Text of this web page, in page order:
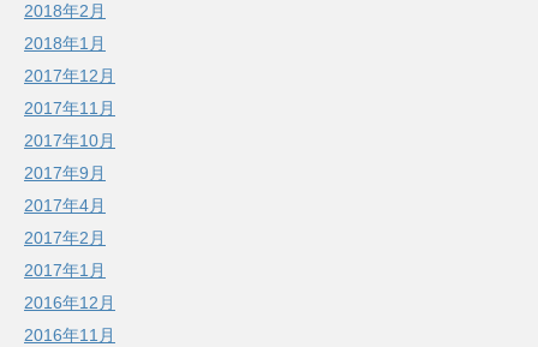
2018年2月
2018年1月
2017年12月
2017年11月
2017年10月
2017年9月
2017年4月
2017年2月
2017年1月
2016年12月
2016年11月